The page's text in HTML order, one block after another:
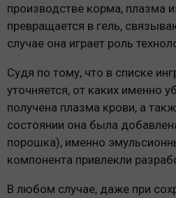
производстве корма, плазма
превращается в гель,
случае она играет роль
Судя по тому, что в списке
уточняется, от каких именно
получена плазма крови, а
состоянии она была
порошка), именно
компонента привлекли
В любом случае, даже при